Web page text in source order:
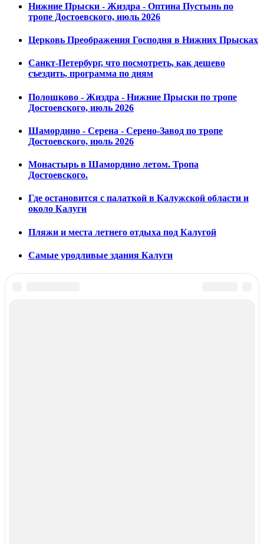
Нижние Прыски - Жиздра - Оптина Пустынь по
тропе Достоевского, июль 2026
Церковь Преображения Господня в Нижних Прысках
Санкт-Петербург, что посмотреть, как дешево
съездить, программа по дням
Полошково - Жиздра - Нижние Прыски по тропе
Достоевского, июль 2026
Шамордино - Серена - Серено-Завод по тропе
Достоевского, июль 2026
Монастырь в Шамордино летом. Тропа
Достоевского.
Где остановится с палаткой в Калужской области и
около Калуги
Пляжи и места летнего отдыха под Калугой
Самые уродливые здания Калуги